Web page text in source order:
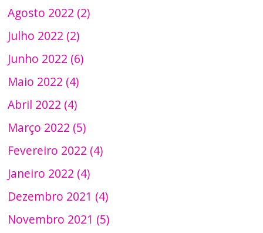
Agosto 2022 (2)
Julho 2022 (2)
Junho 2022 (6)
Maio 2022 (4)
Abril 2022 (4)
Março 2022 (5)
Fevereiro 2022 (4)
Janeiro 2022 (4)
Dezembro 2021 (4)
Novembro 2021 (5)